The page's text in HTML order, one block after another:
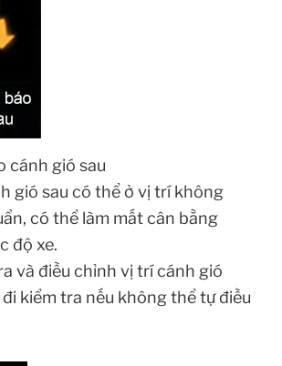
cánh gió sau
gió sau có thể ở vị trí không
có thể làm mất cân bằng
độ xe.
và điều chỉnh vị trí cánh gió
đi kiểm tra nếu không thể tự điều